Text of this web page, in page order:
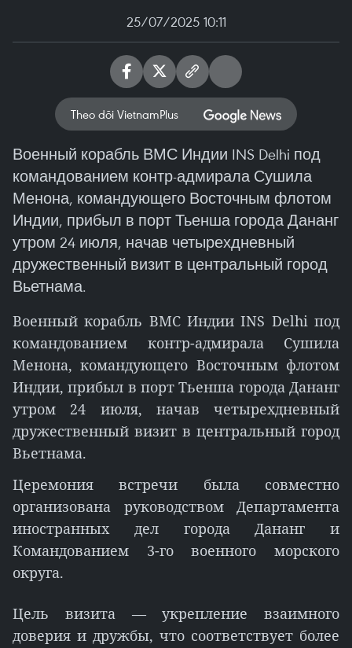
25/07/2025 10:11
Theo dõi VietnamPlus
Военный корабль ВМС Индии INS Delhi под
командованием контр-адмирала Сушила
Менона, командующего Восточным флотом
Индии, прибыл в порт Тьенша города Дананг
утром 24 июля, начав четырехдневный
дружественный визит в центральный город
Вьетнама.
Военный корабль ВМС Индии INS Delhi под
командованием контр-адмирала Сушила
Менона, командующего Восточным флотом
Индии, прибыл в порт Тьенша города Дананг
утром 24 июля, начав четырехдневный
дружественный визит в центральный город
Вьетнама.
Церемония встречи была совместно
организована руководством Департамента
иностранных дел города Дананг и
Командованием 3-го военного морского
округа.
Цель визита — укрепление взаимного
доверия и дружбы, что соответствует более